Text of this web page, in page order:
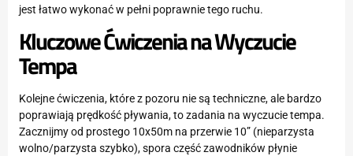
jest łatwo wykonać w pełni poprawnie tego ruchu.
Kluczowe Ćwiczenia na Wyczucie
Tempa
Kolejne ćwiczenia, które z pozoru nie są techniczne, ale bardzo
poprawiają prędkość pływania, to zadania na wyczucie tempa.
Zacznijmy od prostego 10x50m na przerwie 10” (nieparzysta
wolno/parzysta szybko), spora część zawodników płynie